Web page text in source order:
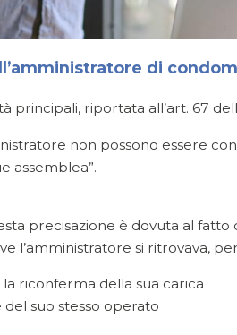
di
principali, riportata all’art. 67
non possono essere
assemblea”.
precisazione è dovuta al
l’amministratore si ritrovava,
riconferma della sua carica
del suo stesso operato